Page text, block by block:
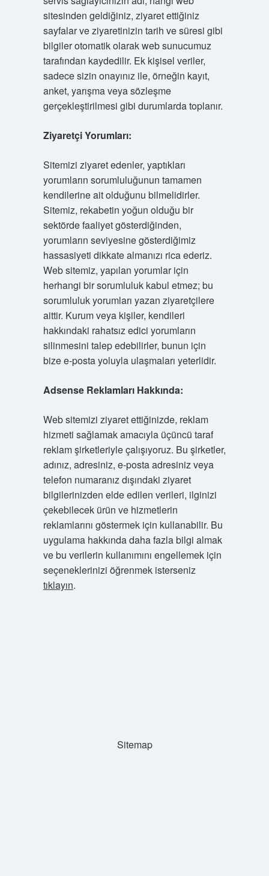
sitesinden geldiğiniz, ziyaret ettiğiniz
sayfalar ve ziyaretinizin tarih ve süresi gibi
bilgiler otomatik olarak web sunucumuz
tarafından kaydedilir. Ek kişisel veriler,
sadece sizin onayınız ile, örneğin kayıt,
anket, yarışma veya sözleşme
gerçekleştirilmesi gibi durumlarda toplanır.
Ziyaretçi Yorumları:
Sitemizi ziyaret edenler, yaptıkları
yorumların sorumluluğunun tamamen
kendilerine ait olduğunu bilmelidirler.
Sitemiz, rekabetin yoğun olduğu bir
sektörde faaliyet gösterdiğinden,
yorumların seviyesine gösterdiğimiz
hassasiyeti dikkate almanızı rica ederiz.
Web sitemiz, yapılan yorumlar için
herhangi bir sorumluluk kabul etmez; bu
sorumluluk yorumları yazan ziyaretçilere
aittir. Kurum veya kişiler, kendileri
hakkındaki rahatsız edici yorumların
silinmesini talep edebilirler, bunun için
bize e-posta yoluyla ulaşmaları yeterlidir.
Adsense Reklamları Hakkında:
Web sitemizi ziyaret ettiğinizde, reklam
hizmeti sağlamak amacıyla üçüncü taraf
reklam şirketleriyle çalışıyoruz. Bu şirketler,
adınız, adresiniz, e-posta adresiniz veya
telefon numaranız dışındaki ziyaret
bilgilerinizden elde edilen verileri, ilginizi
çekebilecek ürün ve hizmetlerin
reklamlarını göstermek için kullanabilir. Bu
uygulama hakkında daha fazla bilgi almak
ve bu verilerin kullanımını engellemek için
seçeneklerinizi öğrenmek isterseniz
tıklayın.
Sitemap